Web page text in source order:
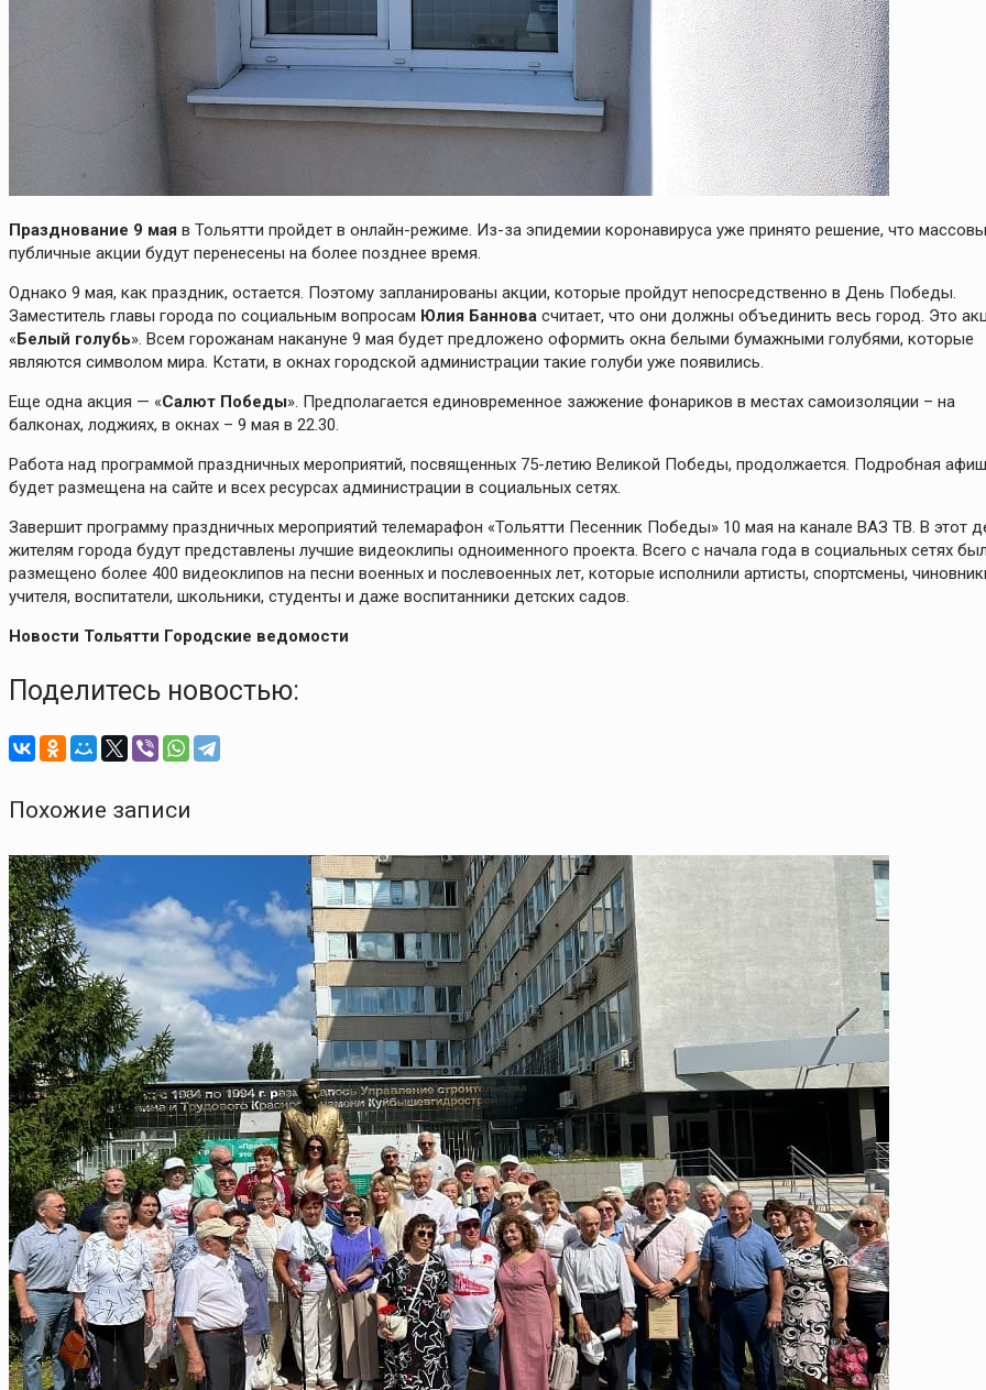
Празднование 9 мая в Тольятти пройдет в онлайн-режиме. Из-за эпидемии коронавируса уже принято решение, что
публичные акции будут перенесены на более позднее время.
Однако 9 мая, как праздник, остается. Поэтому запланированы акции, которые пройдут непосредственно в День Победы.
Заместитель главы города по социальным вопросам Юлия Баннова считает, что они должны объединить весь город. Это
«Белый голубь». Всем горожанам накануне 9 мая будет предложено оформить окна белыми бумажными голубями, которые
являются символом мира. Кстати, в окнах городской администрации такие голуби уже появились.
Еще одна акция — «Салют Победы». Предполагается единовременное зажжение фонариков в местах самоизоляции – на
балконах, лоджиях, в окнах – 9 мая в 22.30.
Работа над программой праздничных мероприятий, посвященных 75-летию Великой Победы, продолжается. Подробная
будет размещена на сайте и всех ресурсах администрации в социальных сетях.
Завершит программу праздничных мероприятий телемарафон «Тольятти Песенник Победы» 10 мая на канале ВАЗ ТВ. В этот
жителям города будут представлены лучшие видеоклипы одноименного проекта. Всего с начала года в социальных сетях
размещено более 400 видеоклипов на песни военных и послевоенных лет, которые исполнили артисты, спортсмены,
учителя, воспитатели, школьники, студенты и даже воспитанники детских садов.
Новости Тольятти Городские ведомости
Поделитесь новостью:
Похожие записи